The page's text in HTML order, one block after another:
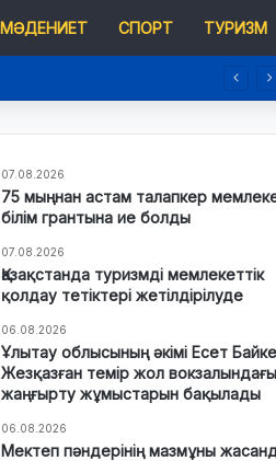
МӘДЕНИЕТ СПОРТ ТУРИЗМ
07.08.2026
75 мыңнан астам талапкер
білім грантына ие болды
07.08.2026
Қазақстанда туризмді мемлекеттік
қолдау тетіктері жетілдірілуде
06.08.2026
Ұлытау облысының әкімі Есет
Жезқазған темір жол вокзалындағы
жаңғырту жұмыстарын бақылады
06.08.2026
Мектеп пәндерінің мазмұны